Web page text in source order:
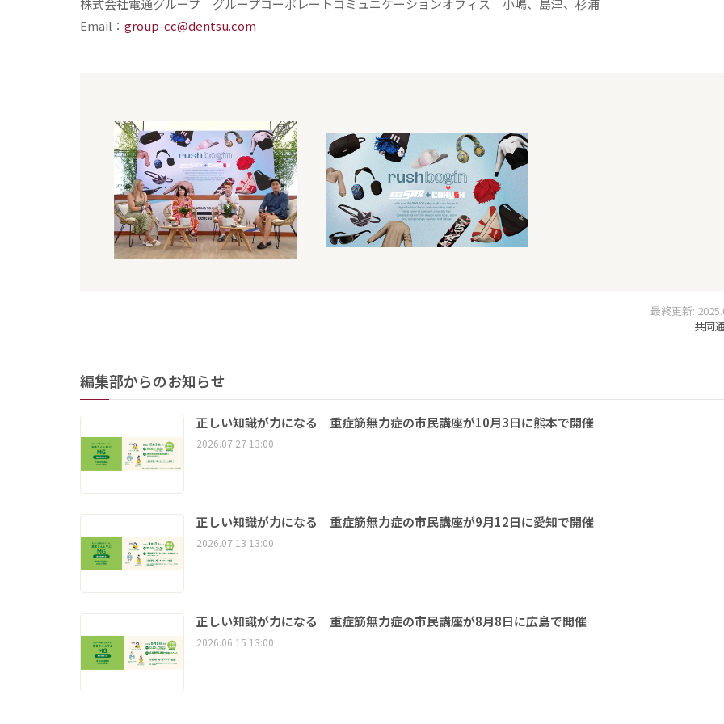
株式会社電通グループ グループコーポレートコミュニケーションオフィス 小嶋、島津、杉浦
Email： group-cc@dentsu.com
最終更新:
共同
編集部からのお知らせ
正しい知識が力になる 重症筋無力症の市民講座が10月3日に熊本で開催
2026.07.27 13:00
正しい知識が力になる 重症筋無力症の市民講座が9月12日に愛知で開催
2026.07.13 13:00
正しい知識が力になる 重症筋無力症の市民講座が8月8日に広島で開催
2026.06.15 13:00